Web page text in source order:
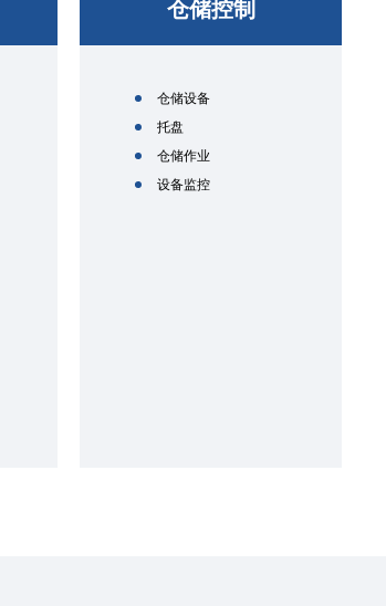
仓储控制
仓储设备
托盘
仓储作业
设备监控